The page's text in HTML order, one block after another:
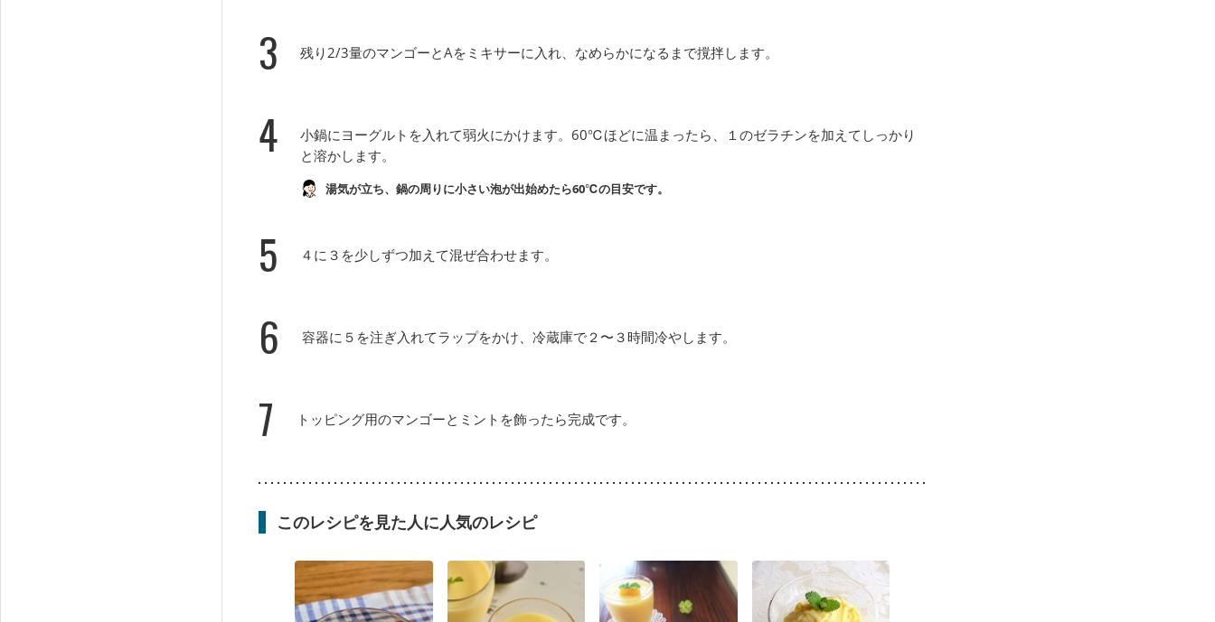
3 残り2/3量のマンゴーとAをミキサーに入れ、なめらかになるまで撹拌します。
4
小鍋にヨーグルトを入れて弱火にかけます。60℃ほどに温まったら、１のゼラチンを加えてしっかり
と溶かします。
湯気が立ち、鍋の周りに小さい泡が出始めたら60℃の目安です。
5 ４に３を少しずつ加えて混ぜ合わせます。
6 容器に５を注ぎ入れてラップをかけ、冷蔵庫で２〜３時間冷やします。
7 トッピング用のマンゴーとミントを飾ったら完成です。
このレシピを見た人に人気のレシピ